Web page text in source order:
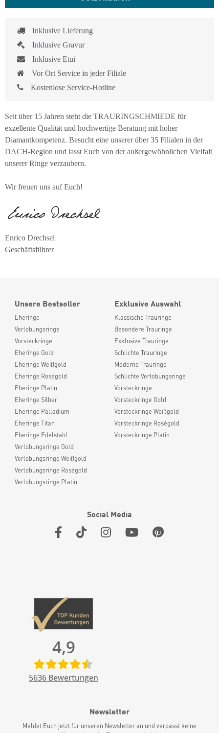
Inklusive Lieferung
Inklusive Gravur
Inklusive Etui
Vor Ort Service in jeder Filiale
Kostenlose Service-Hotline
Seit über 15 Jahren steht die TRAURINGSCHMIEDE für
exzellente Qualität und hochwertige Beratung mit hoher
Diamantkompetenz. Besucht eine unserer über 35 Filialen in der
DACH-Region und lasst Euch von der außergewöhnlichen Vielfalt
unserer Ringe verzaubern.
Wir freuen uns auf Euch!
Enrico Drechsel
Geschäftsführer
Unsere Bestseller
Eheringe
Verlobungsringe
Vorsteckringe
Eheringe Gold
Eheringe Weißgold
Eheringe Roségold
Eheringe Platin
Eheringe Silber
Eheringe Palladium
Eheringe Titan
Eheringe Edelstahl
Verlobungsringe Gold
Verlobungsringe Weißgold
Verlobungsringe Roségold
Verlobungsringe Platin
Exklusive Auswahl
Klassische Trauringe
Besondere Trauringe
Exklusive Trauringe
Schlichte Trauringe
Moderne Trauringe
Schlichte Verlobungsringe
Vorsteckringe
Vorsteckringe Gold
Vorsteckringe Weißgold
Vorsteckringe Roségold
Vorsteckringe Platin
Social Media
4,9
5636 Bewertungen
Newsletter
Meldet Euch jetzt für unseren Newsletter an und verpasst keine